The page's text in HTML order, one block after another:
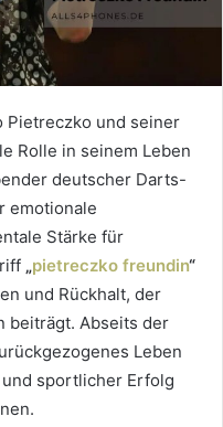
Pietreczko und seiner
Rolle in seinem Leben
deutscher Darts-
emotionale
Stärke für
„pietreczko freundin“
und Rückhalt, der
beiträgt. Abseits der
Leben
sportlicher Erfolg